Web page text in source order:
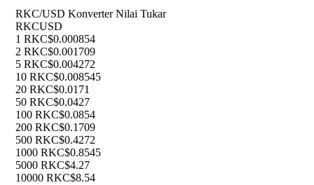
RKC/USD Konverter Nilai Tukar
RKCUSD
1 RKC$0.000854
2 RKC$0.001709
5 RKC$0.004272
10 RKC$0.008545
20 RKC$0.0171
50 RKC$0.0427
100 RKC$0.0854
200 RKC$0.1709
500 RKC$0.4272
1000 RKC$0.8545
5000 RKC$4.27
10000 RKC$8.54